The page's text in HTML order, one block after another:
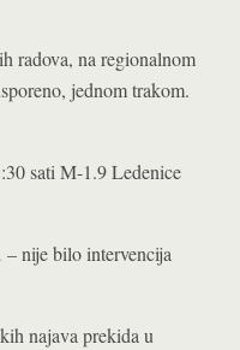
radova, na regionalnom
jednom trakom.
sati M-1.9 Ledenice
– nije bilo intervencija
najava prekida u